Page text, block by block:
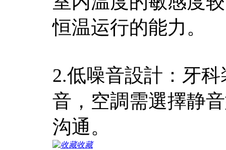
恒温运行的能力。
2.低噪音設計：牙
音，空調需選擇静
沟通。
收藏